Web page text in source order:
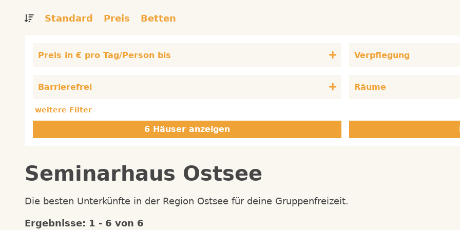
Standard Preis Betten
Preis in € pro Tag/Person bis Verpflegung
Barrierefrei Räume
weitere Filter
Seminarhaus Ostsee
Die besten Unterkünfte in der Region Ostsee für deine Gruppenfreizeit.
Ergebnisse: 1 - 6 von 6